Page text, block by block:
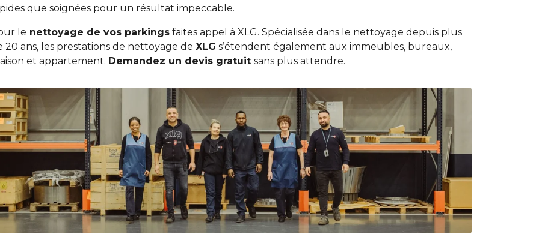
que soignées pour un résultat impeccable.
le nettoyage de vos parkings faites appel à XLG. Spécialisée dans le nettoyage depuis plus
20 ans, les prestations de nettoyage de XLG s’étendent également aux immeubles, bureaux,
et appartement. Demandez un devis gratuit sans plus attendre.